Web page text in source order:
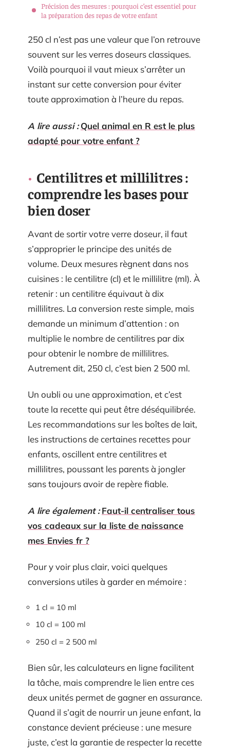
Précision des mesures : pourquoi c’est essentiel pour
la préparation des repas de votre enfant
250 cl n’est pas une valeur que l’on retrouve
souvent sur les verres doseurs classiques.
Voilà pourquoi il vaut mieux s’arrêter un
instant sur cette conversion pour éviter
toute approximation à l’heure du repas.
A lire aussi : Quel animal en R est le plus
adapté pour votre enfant ?
Centilitres et millilitres :
comprendre les bases pour
bien doser
Avant de sortir votre verre doseur, il faut
s’approprier le principe des unités de
volume. Deux mesures règnent dans nos
cuisines : le centilitre (cl) et le millilitre (ml). À
retenir : un centilitre équivaut à dix
millilitres. La conversion reste simple, mais
demande un minimum d’attention : on
multiplie le nombre de centilitres par dix
pour obtenir le nombre de millilitres.
Autrement dit, 250 cl, c’est bien 2 500 ml.
Un oubli ou une approximation, et c’est
toute la recette qui peut être déséquilibrée.
Les recommandations sur les boîtes de lait,
les instructions de certaines recettes pour
enfants, oscillent entre centilitres et
millilitres, poussant les parents à jongler
sans toujours avoir de repère fiable.
A lire également : Faut-il centraliser tous
vos cadeaux sur la liste de naissance
mes Envies fr ?
Pour y voir plus clair, voici quelques
conversions utiles à garder en mémoire :
1 cl = 10 ml
10 cl = 100 ml
250 cl = 2 500 ml
Bien sûr, les calculateurs en ligne facilitent
la tâche, mais comprendre le lien entre ces
deux unités permet de gagner en assurance.
Quand il s’agit de nourrir un jeune enfant, la
constance devient précieuse : une mesure
juste, c’est la garantie de respecter la recette